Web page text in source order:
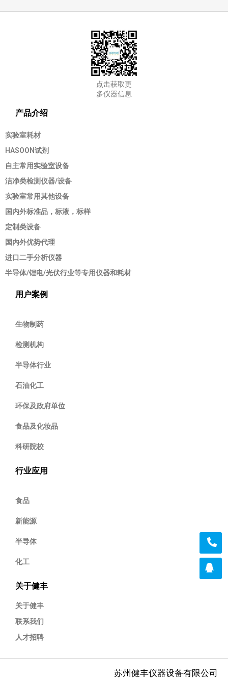
点击获取更
多仪器信息
产品介绍
实验室耗材
HASOON试剂
自主常用实验室设备
洁净类检测仪器/设备
实验室常用其他设备
国内外标准品，标液，标样
定制类设备
国内外优势代理
进口二手分析仪器
半导体/锂电/光伏行业等专用仪器和耗材
用户案例
生物制药
检测机构
半导体行业
石油化工
环保及政府单位
食品及化妆品
科研院校
行业应用
食品
新能源
半导体
化工
关于健丰
关于健丰
联系我们
人才招聘
苏州健丰仪器设备有限公司